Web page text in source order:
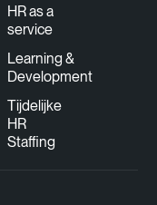
HR as a
service
Learning &
Development
Tijdelijke
HR
Staffing